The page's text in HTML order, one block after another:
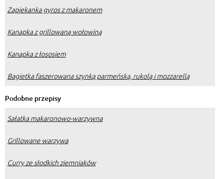
Zapiekanka gyros z makaronem
Kanapka z grillowaną wołowiną
Kanapka z łososiem
Bagietka faszerowana szynką parmeńską, rukolą i mozzarellą
Podobne przepisy
Sałatka makaronowo-warzywna
Grillowane warzywa
Curry ze słodkich ziemniaków